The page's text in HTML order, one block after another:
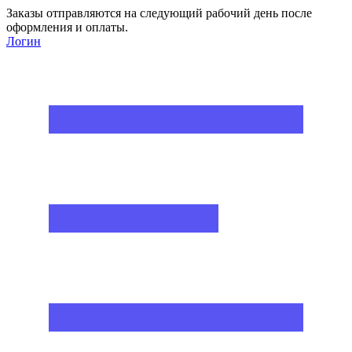
Заказы отправляются на следующий рабочий день после
оформления и оплаты.
Логин